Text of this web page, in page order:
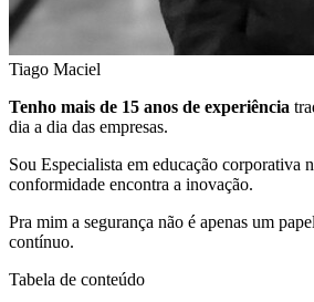
Tiago Maciel
Tenho mais de 15 anos de experiência
dia a dia das empresas.
Sou Especialista em educação corporativa
conformidade encontra a inovação.
Pra mim a segurança não é apenas um
contínuo.
Tabela de conteúdo